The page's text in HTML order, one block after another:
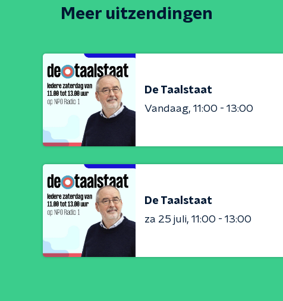
Meer uitzendingen
De Taalstaat
Vandaag 11:00 - 13:00
De Taalstaat
za 25 juli 11:00 - 13:00